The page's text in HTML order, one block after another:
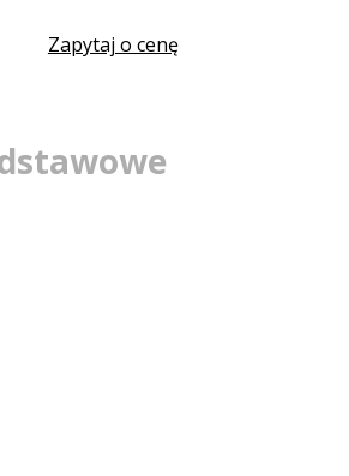
Zapytaj o cenę